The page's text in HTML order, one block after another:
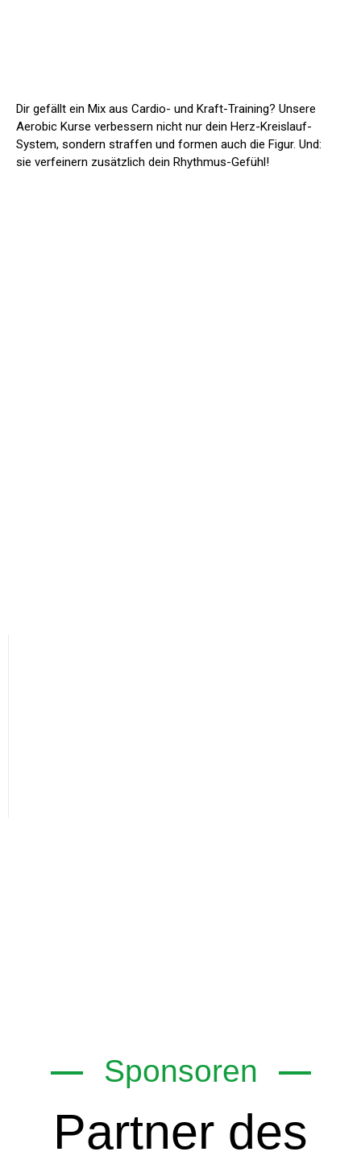
Dir gefällt ein Mix aus Cardio- und Kraft-Training? Unsere
Aerobic Kurse verbessern nicht nur dein Herz-Kreislauf-
System, sondern straffen und formen auch die Figur. Und:
sie verfeinern zusätzlich dein Rhythmus-Gefühl!
Sponsoren
Partner des